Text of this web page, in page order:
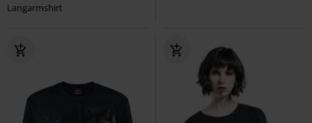
Langarmshirt